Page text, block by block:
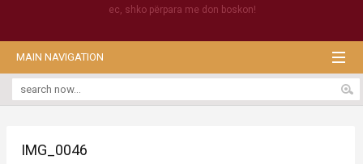
ec, shko përpara me don boskon!
MAIN NAVIGATION
IMG_0046